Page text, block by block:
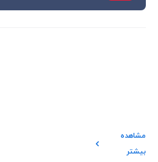
مشاهده
بیشتر